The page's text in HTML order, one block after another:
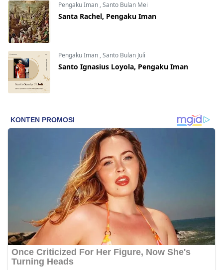
Pengaku Iman ,Santo Bulan Mei
Santa Rachel, Pengaku Iman
Pengaku Iman ,Santo Bulan Juli
Santo Ignasius Loyola, Pengaku Iman